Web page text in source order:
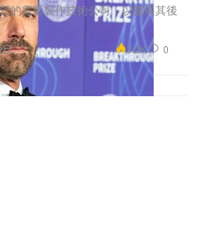
的電影製作技術公司，以擴展其後
3.2K 0